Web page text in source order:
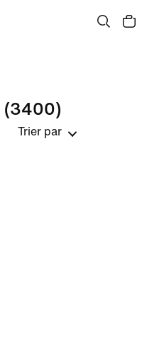
(3400)
Trier par